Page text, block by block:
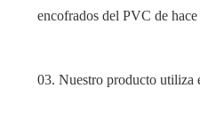
encofrados del PVC de hace
03. Nuestro producto utiliza